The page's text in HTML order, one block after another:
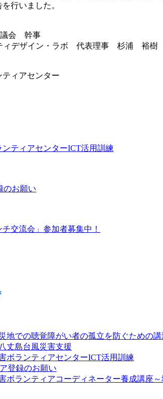
行いました。
議会 幹事
ィデザイン・ラボ 代表理事 杉浦 裕樹
ィアセンター
ンティアセンターICT活用訓練
のお願い
交流会」参加者募集中！
地での聴覚障がい者の孤立を防ぐための講
丈島台風災害支援
ボランティアセンターICT活用訓練
登録のお願い
ボランティアコーディネーター養成講座